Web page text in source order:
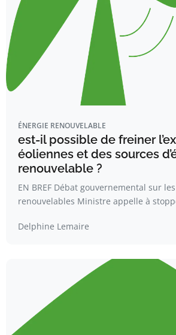
ÉNERGIE RENOUVELABLE
est-il possible de freiner
éoliennes et des sources
renouvelable ?
EN BREF Débat gouvernemental sur
renouvelables Ministre appelle à
Delphine Lemaire